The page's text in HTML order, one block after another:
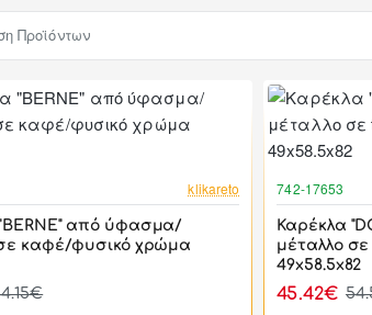
Προϊόντων
klikareto
από ύφασμα/
καφέ/φυσικό χρώμα
742-17653
Καρέκλα
μέταλλο
49x58.5x82
45.42€